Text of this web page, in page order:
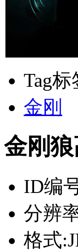
Tag标
金刚
金刚
ID编
分辨
格式: